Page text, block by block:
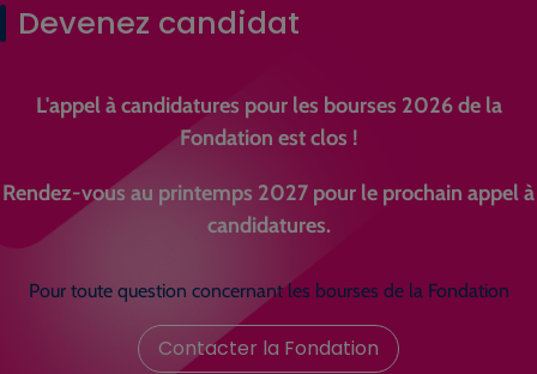
Devenez candidat
L'appel à candidatures pour les bourses 2026 de la
Fondation est clos !
Rendez-vous au printemps 2027 pour le prochain appel à
candidatures.
Pour toute question concernant les bourses de la Fondation
Contacter la Fondation